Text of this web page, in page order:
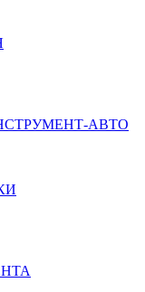
АВТО